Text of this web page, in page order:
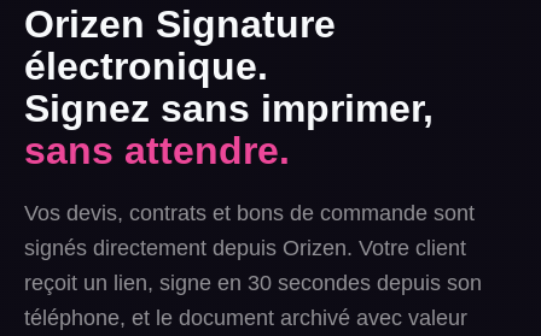
Orizen Signature
électronique.
Signez sans imprimer,
sans attendre.
Vos devis, contrats et bons de commande sont
signés directement depuis Orizen. Votre client
reçoit un lien, signe en 30 secondes depuis son
téléphone, et le document archivé avec valeur